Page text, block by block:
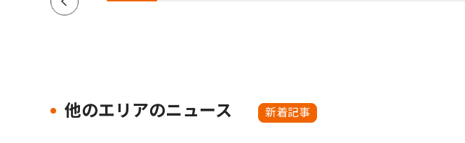
他のエリアのニュース 新着記事